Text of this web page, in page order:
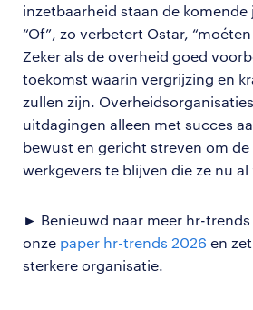
inzetbaarheid staan de komende
“Of”, zo verbetert Ostar,
Zeker als de overheid goed
toekomst waarin vergrijzing en
zullen zijn.
uitdagingen alleen met succes
bewust en gericht streven om de
werkgevers te blijven die ze nu al
► Benieuwd naar meer hr-
onze paper hr-trends 2026 en
sterkere organisatie.